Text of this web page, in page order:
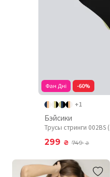
Фан Дні -60%
+1
Бэйсики
Трусы стринги 002BS
299 ₴ 749₴